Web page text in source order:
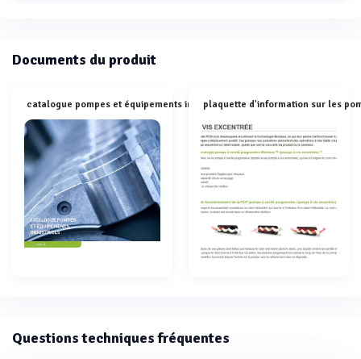
Documents du produit
catalogue pompes et équipements industriels pcm 2024
Questions techniques fréquentes